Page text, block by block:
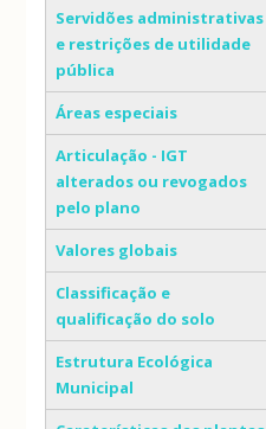
Servidões administrativas
e restrições de utilidade
pública
Áreas especiais
Articulação - IGT
alterados ou revogados
pelo plano
Valores globais
Classificação e
qualificação do solo
Estrutura Ecológica
Municipal